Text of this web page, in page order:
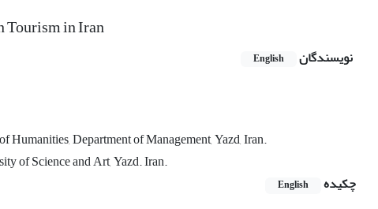
Tourism in Iran
نویسندگان English
Department of Management, Yazd, Iran.
of Science and Art, Yazd. Iran.
چکیده
English